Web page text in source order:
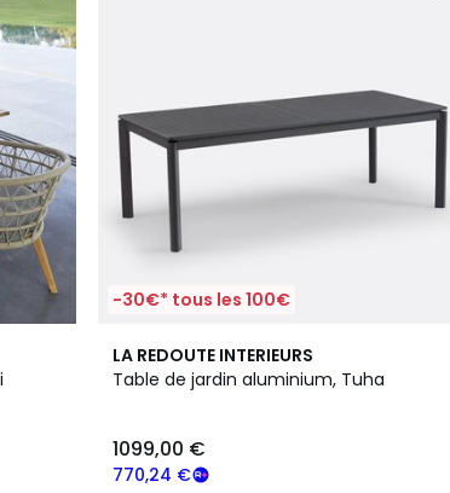
-30€* tous les 100€
LA REDOUTE INTERIEURS
Table de jardin aluminium, Tuha
770,24 €
1099,00 €
4,9
/ 5